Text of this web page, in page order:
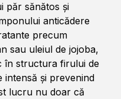
păr sănătos și
anticădere
precum
sau uleiul de jojoba,
în structura firului de
intensă și prevenind
lucru nu doar că